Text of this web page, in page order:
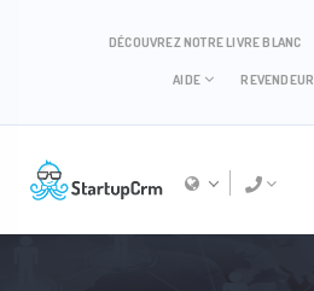
DÉCOUVREZ NOTRE LIVRE BLANC
AIDE REVENDEUR